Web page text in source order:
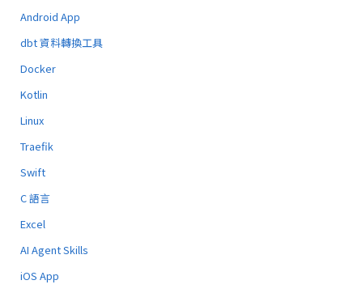
Android App
dbt 資料轉換工具
Docker
Kotlin
Linux
Traefik
Swift
C 語言
Excel
AI Agent Skills
iOS App